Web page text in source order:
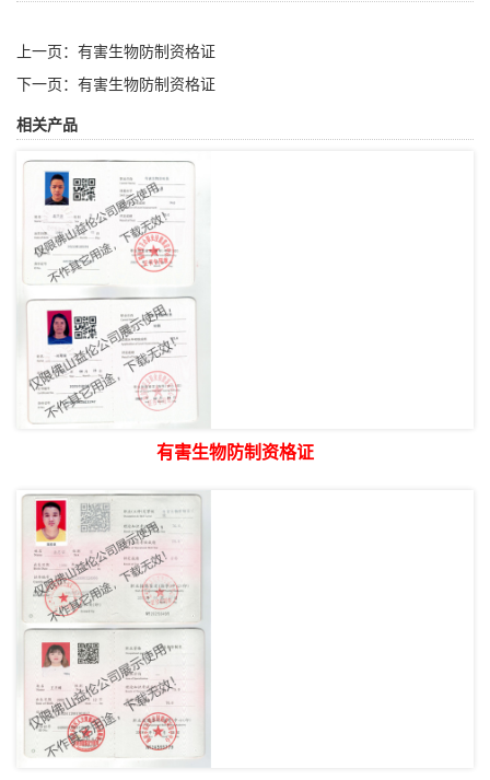
上一页： 有害生物防制资格证
下一页： 有害生物防制资格证
相关产品
有害生物防制资格证